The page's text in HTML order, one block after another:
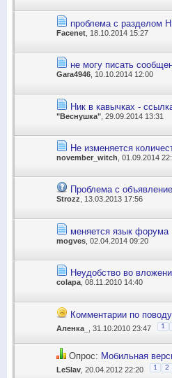
проблема с разделом
Facenet , 18.10.2014 15:27
не могу писать
Gara4946 , 10.10.2014 12:00
Ник в кавычках -
"Веснушка" , 29.09.2014 13:31
Не изменяется
november_witch , 01.09.2014
Проблема с
Strozz, 13.03.2013 17:56
меняется язык форума
mogves , 02.04.2014 09:20
Неудобство во
colapa , 08.11.2010 14:40
Комментарии по
Аленка_ , 31.10.2010 23:47 1
Опрос: Мобильная
LeSlav , 20.04.2012 22:20 1 2